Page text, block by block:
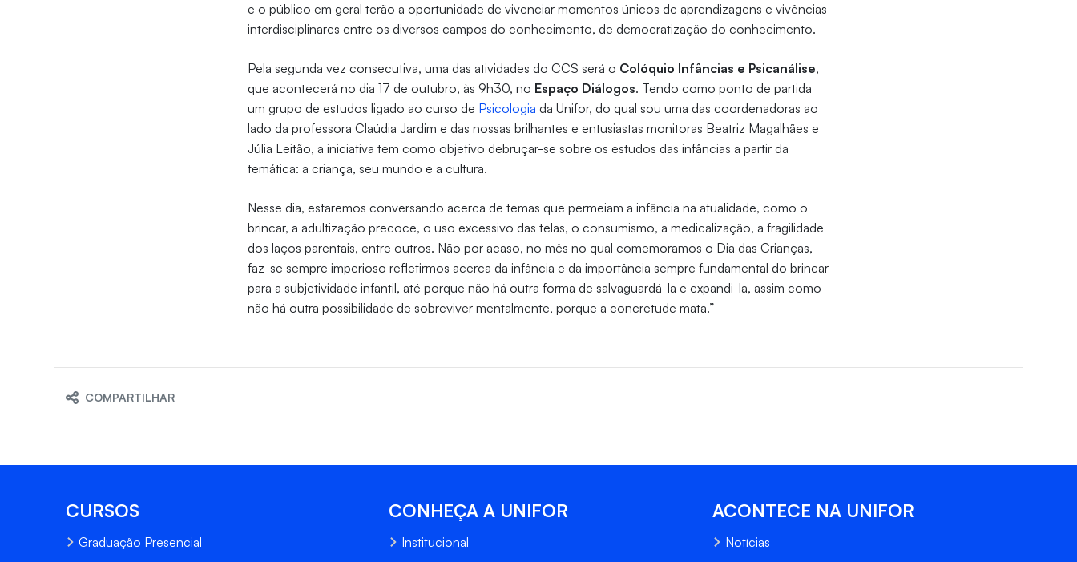
e o público em geral terão a oportunidade de vivenciar momentos únicos de aprendizagens e vivências
interdisciplinares entre os diversos campos do conhecimento, de democratização do conhecimento.
Pela segunda vez consecutiva, uma das atividades do CCS será o Colóquio Infâncias e Psicanálise,
que acontecerá no dia 17 de outubro, às 9h30, no Espaço Diálogos. Tendo como ponto de partida
um grupo de estudos ligado ao curso de Psicologia da Unifor, do qual sou uma das coordenadoras ao
lado da professora Claúdia Jardim e das nossas brilhantes e entusiastas monitoras Beatriz Magalhães e
Júlia Leitão, a iniciativa tem como objetivo debruçar-se sobre os estudos das infâncias a partir da
temática: a criança, seu mundo e a cultura.
Nesse dia, estaremos conversando acerca de temas que permeiam a infância na atualidade, como o
brincar, a adultização precoce, o uso excessivo das telas, o consumismo, a medicalização, a fragilidade
dos laços parentais, entre outros. Não por acaso, no mês no qual comemoramos o Dia das Crianças,
faz-se sempre imperioso refletirmos acerca da infância e da importância sempre fundamental do brincar
para a subjetividade infantil, até porque não há outra forma de salvaguardá-la e expandi-la, assim como
não há outra possibilidade de sobreviver mentalmente, porque a concretude mata.”
COMPARTILHAR
CURSOS
Graduação Presencial
CONHEÇA A UNIFOR
Institucional
ACONTECE NA UNIFOR
Notícias